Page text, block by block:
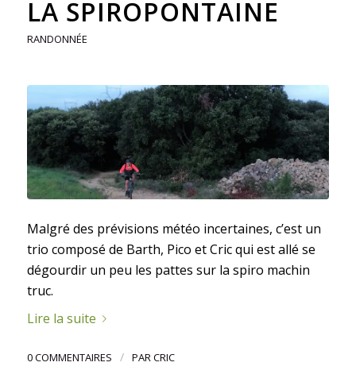
LA SPIROPONTAINE
RANDONNÉE
Malgré des prévisions météo incertaines, c’est un
trio composé de Barth, Pico et Cric qui est allé se
dégourdir un peu les pattes sur la spiro machin
truc.
Lire la suite
0 COMMENTAIRES / PARCRIC